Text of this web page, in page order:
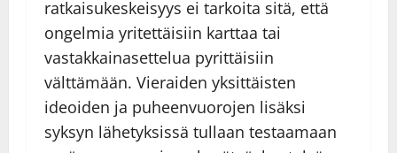
ratkaisukeskeisyys ei tarkoita sitä, että
ongelmia yritettäisiin karttaa tai
vastakkainasettelua pyrittäisiin
välttämään. Vieraiden yksittäisten
ideoiden ja puheenvuorojen lisäksi
syksyn lähetyksissä tullaan testaamaan